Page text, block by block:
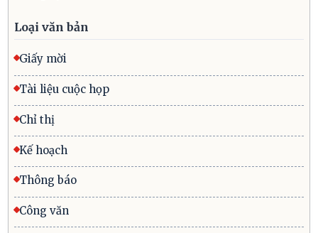
Loại văn bản
Giấy mời
Tài liệu cuộc họp
Chỉ thị
Kế hoạch
Thông báo
Công văn